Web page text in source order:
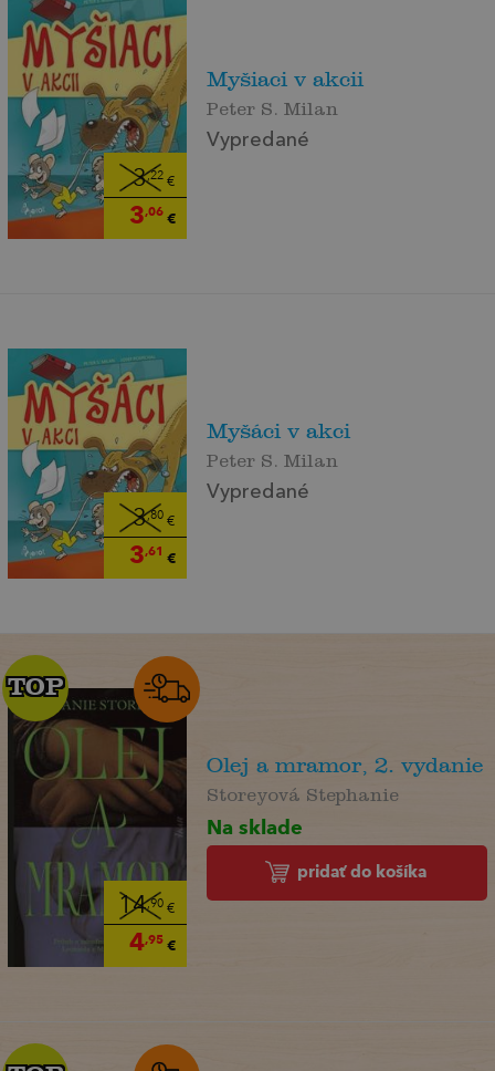
3,22€
3,06€
Myšiaci v akcii
Peter S. Milan
Vypredané
3,80€
3,61 €
Myšáci v akci
Peter S. Milan
Vypredané
14,90€
4,95€
TOP
TOP
Olej a mramor, 2. vydanie
Storeyová Stephanie
Na sklade
pridať do košíka